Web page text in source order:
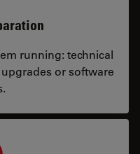
running: technical
or software